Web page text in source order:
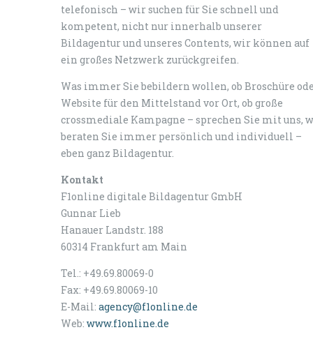
telefonisch – wir suchen für Sie schnell und
kompetent, nicht nur innerhalb unserer
Bildagentur und unseres Contents, wir können auf
ein großes Netzwerk zurückgreifen.
Was immer Sie bebildern wollen, ob Broschüre
Website für den Mittelstand vor Ort, ob große
crossmediale Kampagne – sprechen Sie mit uns,
beraten Sie immer persönlich und individuell –
eben ganz Bildagentur.
Kontakt
F1online digitale Bildagentur GmbH
Gunnar Lieb
Hanauer Landstr. 188
60314 Frankfurt am Main
Tel.: +49.69.80069-0
Fax: +49.69.80069-10
E-Mail: agency@f1online.de
Web: www.f1online.de